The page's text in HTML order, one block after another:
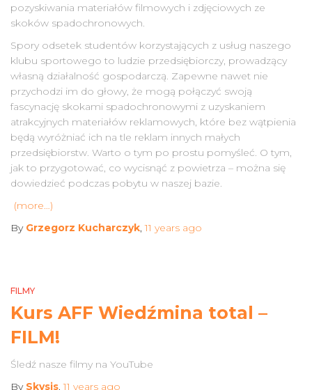
pozyskiwania materiałów filmowych i zdjęciowych ze
skoków spadochronowych.
Spory odsetek studentów korzystających z usług naszego
klubu sportowego to ludzie przedsiębiorczy, prowadzący
własną działalność gospodarczą. Zapewne nawet nie
przychodzi im do głowy, że mogą połączyć swoją
fascynację skokami spadochronowymi z uzyskaniem
atrakcyjnych materiałów reklamowych, które bez wątpienia
będą wyróżniać ich na tle reklam innych małych
przedsiębiorstw. Warto o tym po prostu pomyśleć. O tym,
jak to przygotować, co wycisnąć z powietrza – można się
dowiedzieć podczas pobytu w naszej bazie.
(more…)
By Grzegorz Kucharczyk,11 years ago
FILMY
Kurs AFF Wiedźmina total –
FILM!
Śledź nasze filmy na YouTube
By Skysis,11 years ago